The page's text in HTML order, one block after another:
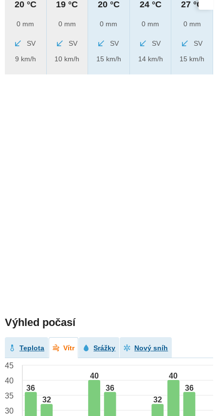
20 °C
0 mm
SV
9 km/h
19 °C
0 mm
SV
10 km/h
20 °C
0 mm
SV
15 km/h
24 °C
0 mm
SV
14 km/h
27 °C
0 mm
SV
15 km/h
Výhled počasí
Teplota Vítr Srážky Nový sníh
36
32
40
36
32
40
36
45
40
35
30